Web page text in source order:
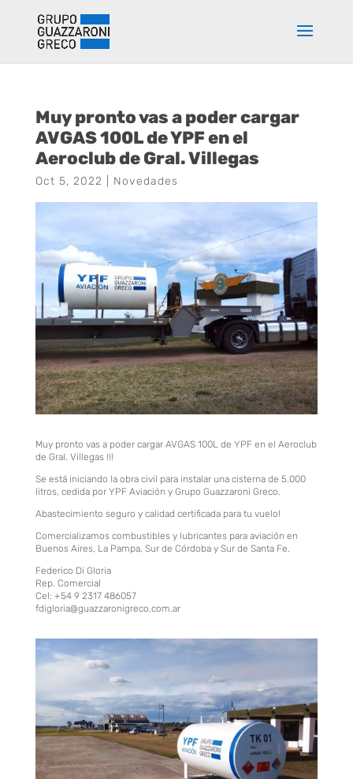
Muy pronto vas a poder cargar
AVGAS 100L de YPF en el
Aeroclub de Gral. Villegas
Oct 5, 2022 Novedades
Muy pronto vas a poder cargar AVGAS 100L de YPF en el Aeroclub
de Gral. Villegas !!!
Se está iniciando la obra civil para instalar una cisterna de 5.000
litros, cedida por YPF Aviación y Grupo Guazzaroni Greco.
Abastecimiento seguro y calidad certificada para tu vuelo!
Comercializamos combustibles y lubricantes para aviación en
Buenos Aires, La Pampa, Sur de Córdoba y Sur de Santa Fe.
Federico Di Gloria
Rep. Comercial
Cel: +54 9 2317 486057
fdigloria@guazzaronigreco.com.ar